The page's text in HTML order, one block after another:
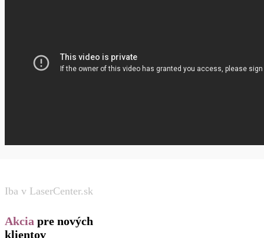
Iba v LaserCenter.sk
Akcia pre nových
klientov